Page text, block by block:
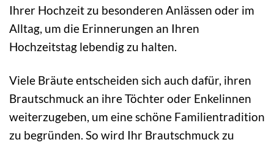
Ihrer Hochzeit zu besonderen Anlässen oder im
Alltag, um die Erinnerungen an Ihren
Hochzeitstag lebendig zu halten.
Viele Bräute entscheiden sich auch dafür, ihren
Brautschmuck an ihre Töchter oder Enkelinnen
weiterzugeben, um eine schöne Familientradition
zu begründen. So wird Ihr Brautschmuck zu